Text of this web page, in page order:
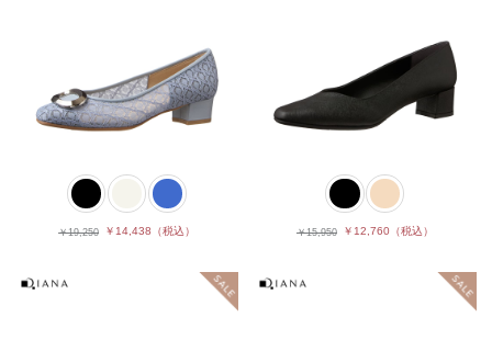
￥19,250 ￥14,438 （税込） ￥15,950 ￥12,760（税込）